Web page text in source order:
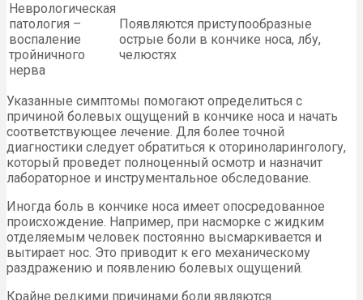
Неврологическая
патология –
воспаление
тройничного
нерва
Появляются приступообразные
острые боли в кончике носа, лбу,
челюстях
Указанные симптомы помогают определиться с
причиной болевых ощущений в кончике носа и начать
соответствующее лечение. Для более точной
диагностики следует обратиться к оториноларингологу,
который проведет полноценный осмотр и назначит
лабораторное и инструментальное обследование.
Иногда боль в кончике носа имеет опосредованное
происхождение. Например, при насморке с жидким
отделяемым человек постоянно высмаркивается и
вытирает нос. Это приводит к его механическому
раздражению и появлению болевых ощущений.
Крайне редкими причинами боли являются